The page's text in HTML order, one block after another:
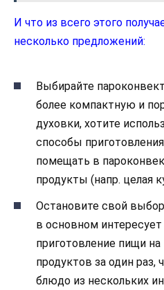
И что из всего этого
несколько предложений:
Выбирайте
более компактную и
духовки, хотите
способы
помещать в
продукты (напр. целая
Остановите свой
в основном
приготовление пищи
продуктов за один раз,
блюдо из нескольких